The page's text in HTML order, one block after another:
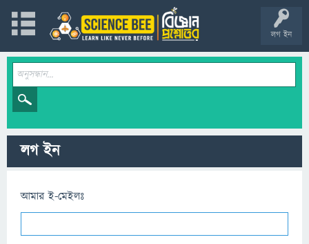
লগ ইন
লগ ইন
আমার ই-মেইলঃ